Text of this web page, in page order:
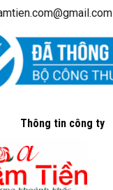
Thông tin công ty